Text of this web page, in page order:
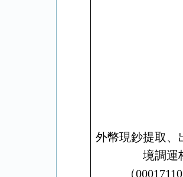
外幣現鈔提取、
境調運
（